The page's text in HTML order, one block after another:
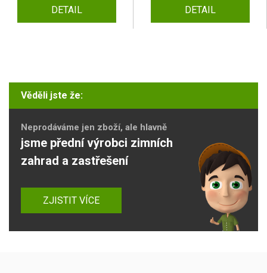
DETAIL DETAIL
Věděli jste že:
Neprodáváme jen zboží, ale hlavně
jsme přední výrobci zimních
zahrad a zastřešení
ZJISTIT VÍCE